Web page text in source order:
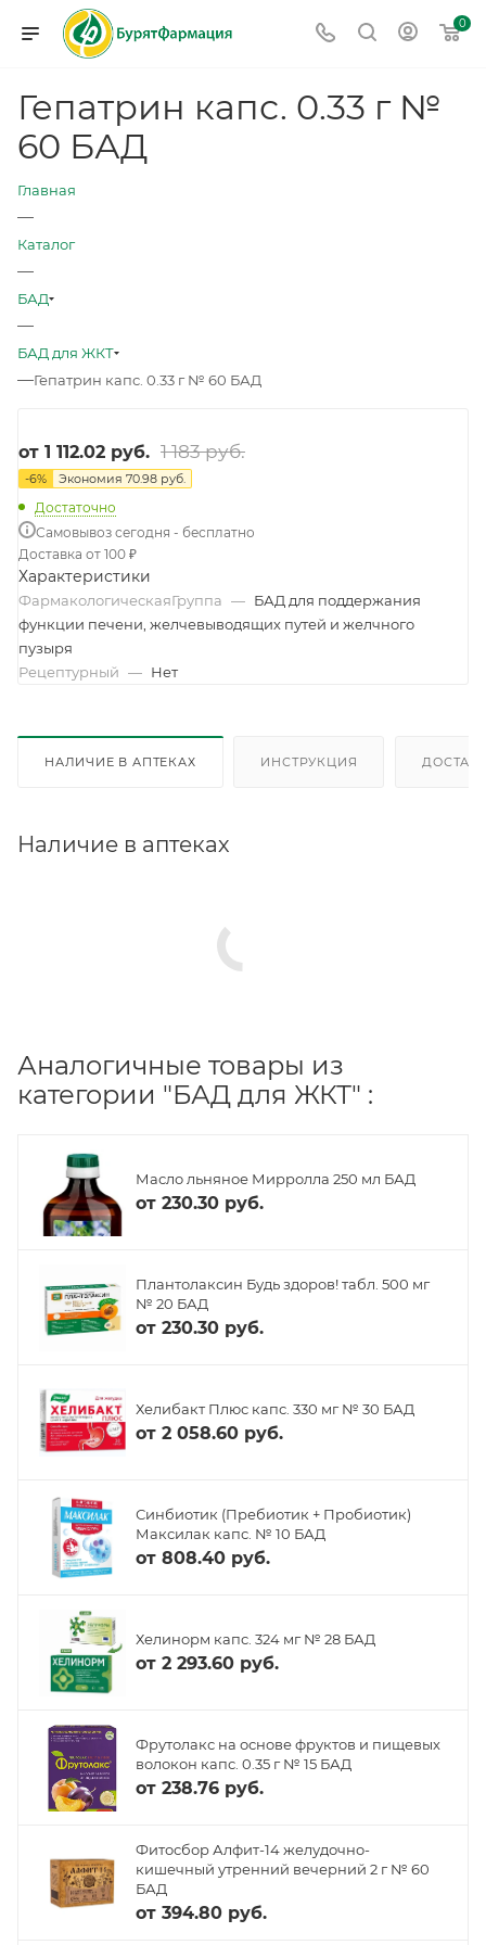
0
Гепатрин капс. 0.33 г №
60 БАД
Главная
—
Каталог
—
БАД
—
БАД для ЖКТ
—Гепатрин капс. 0.33 г № 60 БАД
от 1 112.02 руб. 1 183 руб.
-6% Экономия 70.98 руб.
Достаточно
Самовывоз сегодня - бесплатно
Доставка от 100 ₽
Характеристики
ФармакологическаяГруппа — БАД для поддержания
функции печени, желчевыводящих путей и желчного
пузыря
Рецептурный — Нет
НАЛИЧИЕ В АПТЕКАХ ИНСТРУКЦИЯ
Наличие в аптеках
Аналогичные товары из
категории "БАД для ЖКТ" :
Масло льняное Мирролла 250 мл БАД
от 230.30 руб.
Плантолаксин Будь здоров! табл. 500 мг
№ 20 БАД
от 230.30 руб.
Хелибакт Плюс капс. 330 мг № 30 БАД
от 2 058.60 руб.
Синбиотик (Пребиотик + Пробиотик)
Максилак капс. № 10 БАД
от 808.40 руб.
Хелинорм капс. 324 мг № 28 БАД
от 2 293.60 руб.
Фрутолакс на основе фруктов и пищевых
волокон капс. 0.35 г № 15 БАД
от 238.76 руб.
Фитосбор Алфит-14 желудочно-
кишечный утренний вечерний 2 г № 60
БАД
от 394.80 руб.